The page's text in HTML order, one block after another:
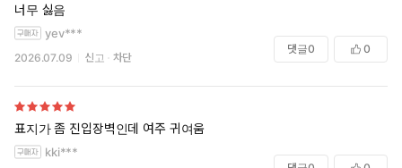
너무 싫음
yev***
2026.07.09 신고 차단
댓글0 0
표지가 좀 진입장벽인데 여주 귀여움
kki***